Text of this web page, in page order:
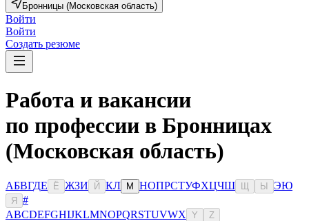
Бронницы (Московская область)
Войти
Войти
Создать резюме
Работа и вакансии
по профессии в Бронницах
(Московская область)
АБВГДЕ Ё ЖЗИ Й КЛ М НОПРСТУФХЦЧШ Ы ЭЮ
Я
#
ABCDEFGHIJKLMNOPQRSTUVWX Y Z